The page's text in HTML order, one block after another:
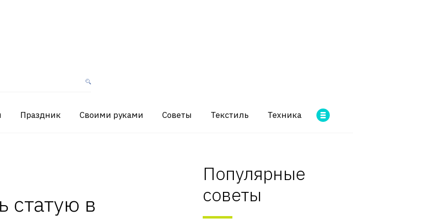
Праздник Своими руками Советы Текстиль Техника
статую в
Популярные
советы